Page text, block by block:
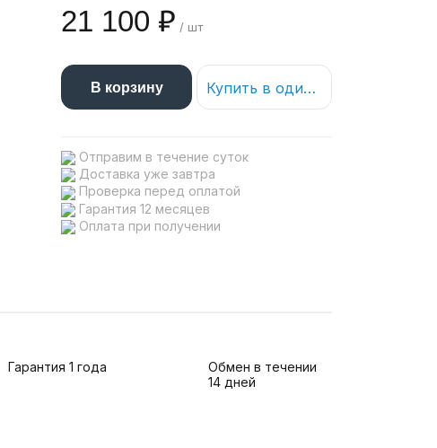
21 100 ₽ / шт
В корзину Купить в один клик
Отправим в течение суток
Доставка уже завтра
Проверка перед оплатой
Гарантия 12 месяцев
Оплата при получении
Гарантия 1 года
Обмен в течении
14 дней